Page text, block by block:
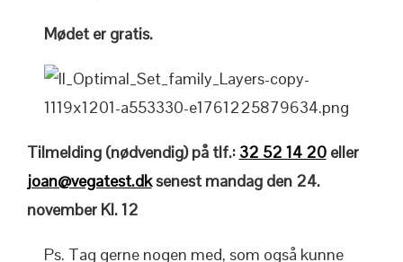
Mødet er gratis.
Tilmelding (nødvendig) på tlf.: 32 52 14 20eller
joan@vegatest.dksenest mandag den 24.
november Kl. 12
Ps. Tag gerne nogen med, som også kunne